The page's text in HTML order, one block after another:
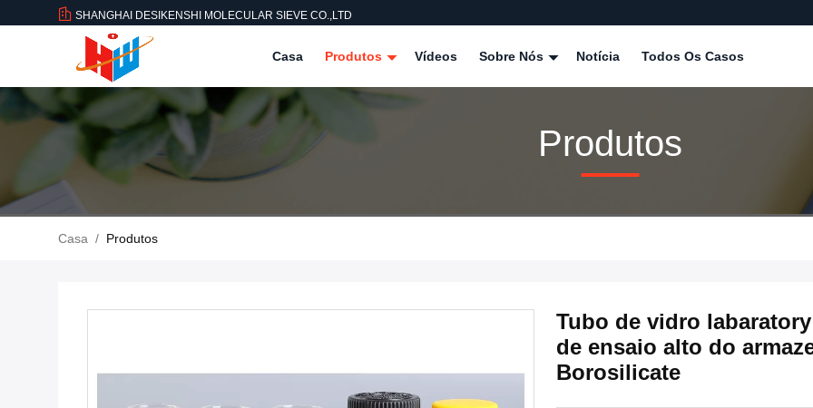
SHANGHAI DESIKENSHI MOLECULAR SIEVE CO.,LTD
Casa Produtos Vídeos Sobre Nós Notícia Todos Os Casos
Produtos
Casa / Produtos
Tubo de vidro
de ensaio alto do
Borosilicate